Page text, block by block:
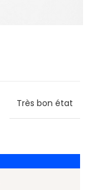
Très bon état